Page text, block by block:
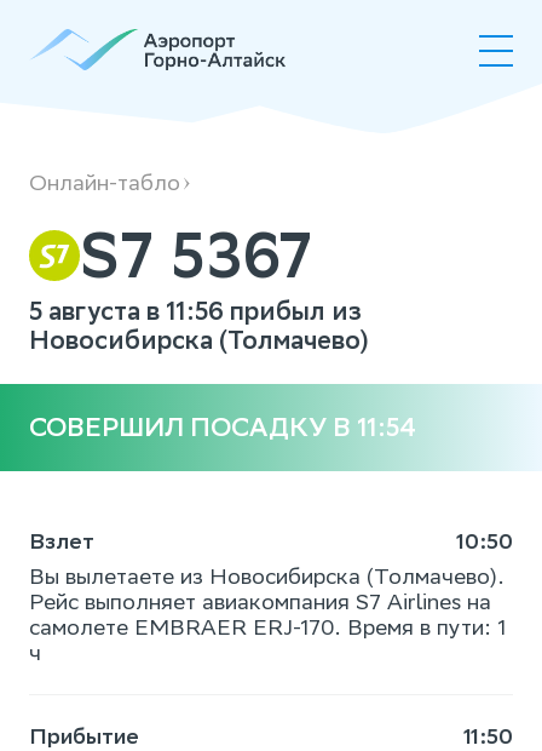
S75367
Онлайн-табло
S7 5367
5 августа в 11:56 прибыл из
Новосибирска (Толмачево)
СОВЕРШИЛ ПОСАДКУ В 11:54
Взлет
10:50
Вы вылетаете из Новосибирска (Толмачево).
Рейс выполняет авиакомпания S7 Airlines на
самолете EMBRAER ERJ-170. Время в пути: 1
ч
Прибытие
11:50